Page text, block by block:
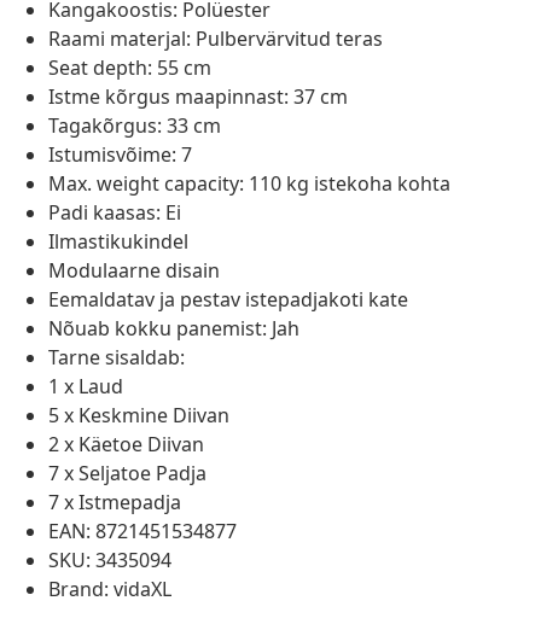
Kangakoostis: Polüester
Raami materjal: Pulbervärvitud teras
Seat depth: 55 cm
Istme kõrgus maapinnast: 37 cm
Tagakõrgus: 33 cm
Istumisvõime: 7
Max. weight capacity: 110 kg istekoha kohta
Padi kaasas: Ei
Ilmastikukindel
Modulaarne disain
Eemaldatav ja pestav istepadjakoti kate
Nõuab kokku panemist: Jah
Tarne sisaldab:
1 x Laud
5 x Keskmine Diivan
2 x Käetoe Diivan
7 x Seljatoe Padja
7 x Istmepadja
EAN: 8721451534877
SKU: 3435094
Brand: vidaXL